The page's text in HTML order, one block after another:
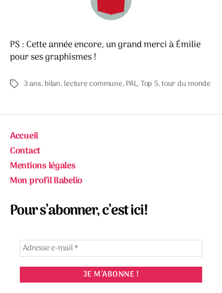
PS : Cette année encore, un grand merci à Émilie
pour ses graphismes !
Étiquettes
3 ans, bilan, lecture commune, PAL, Top 5,tour du monde
Accueil
Contact
Mentions légales
Mon profil Babelio
Pour s’abonner, c’est ici!